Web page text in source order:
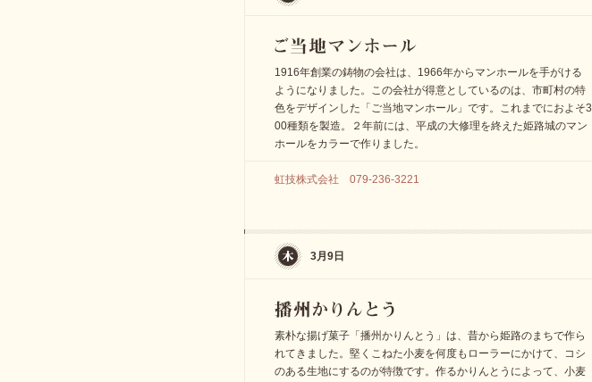
1916年創業の鋳物の会社は、1966年からマンホールを手がける
ようになりました。この会社が得意としているのは、市町村の特
色をデザインした「ご当地マンホール」です。これまでにおよそ3
00種類を製造。２年前には、平成の大修理を終えた姫路城のマン
ホールをカラーで作りました。
虹技株式会社 079-236-3221
3月9日
素朴な揚げ菓子「播州かりんとう」は、昔から姫路のまちで作ら
れてきました。堅くこねた小麦を何度もローラーにかけて、コシ
のある生地にするのが特徴です。作るかりんとうによって、小麦